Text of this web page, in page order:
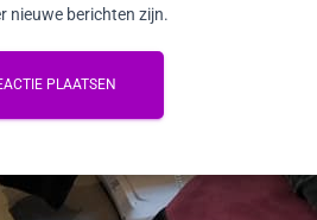
nieuwe berichten zijn.